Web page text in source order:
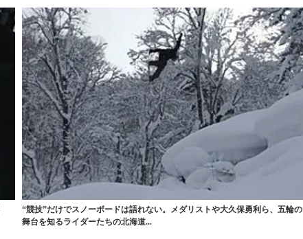
“競技”だけでスノーボードは語れない。メダリストや大久保勇利ら、五輪の
舞台を知るライダーたちの北海道...